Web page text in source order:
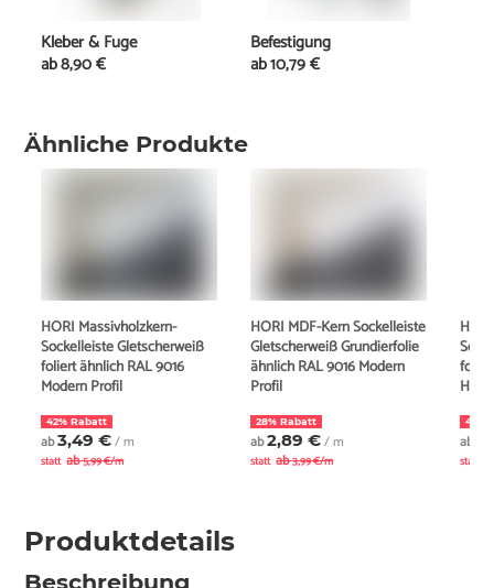
Ähnliche Produkte
HORI Massivholzkern-
Sockelleiste Gletscherweiß
foliert ähnlich RAL 9016
Modern Profil
42% Rabatt
ab3,49 €/ m
statt ab5,99 €/m
HORI MDF-Kern Sockelleiste
Gletscherweiß Grundierfolie
ähnlich RAL 9016 Modern
Profil
28% Rabatt
ab2,89 €/ m
statt ab3,99 €/m
43%
ab
statt
Produktdetails
Beschreibung
Kleber & Fuge
ab8,90 €
Befestigung
ab10,79 €